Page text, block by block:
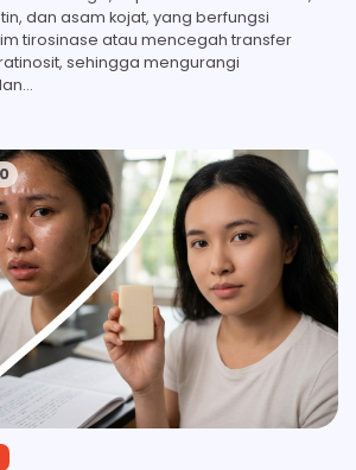
dan asam kojat, yang berfungsi
tirosinase atau mencegah transfer
sehingga mengurangi
0